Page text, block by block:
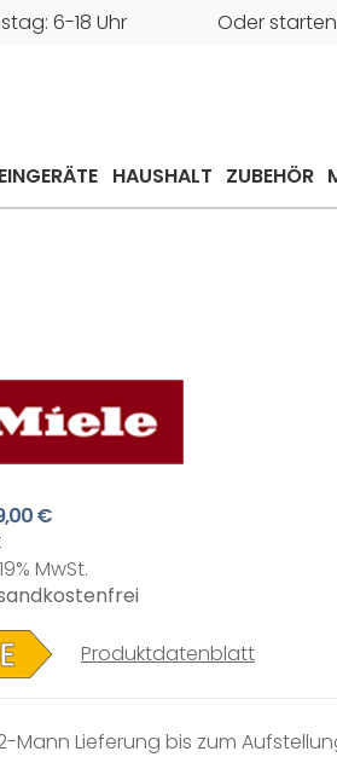
6-18 Uhr Oder
HAUSHALT ZUBEHÖR
€
MwSt.
Produktdatenblatt
Mann Lieferung bis zum